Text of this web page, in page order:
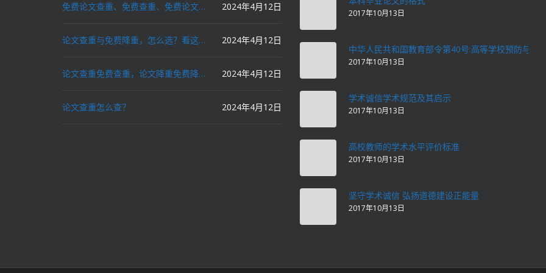
免费论文查重、免费查重、免费论文降重、免费降重、智能降重、一键降重、降低AIGC写作率、AI写论文，这些名词你了解吗？ 2024年4月12日
论文查重与免费降重，怎么选？看这里就对了！ 2024年4月12日
论文查重免费查重，论文降重免费降重，机器降重，人工降重，降低AIGC写作率，ai写论文，都要选论文狗和paperdog以及文思慧达！ 2024年4月12日
论文查重怎么查？ 2024年4月12日
2017年10月13日
中华人民共和国教育部令第40号:高等学校预防与处
2017年10月13日
学术诚信学术规范及其启示
2017年10月13日
高校教师的学术水平评价标准
2017年10月13日
坚守学术诚信 弘扬道德建设正能量
2017年10月13日